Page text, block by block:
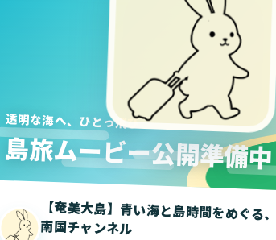
透明な海へ、ひとっ飛び
島旅ムービー公開準備中
【奄美大島】青い海と島時間をめぐる
南国チャンネル